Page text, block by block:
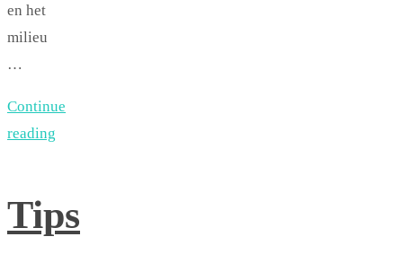
en het
milieu
…
Continue
reading
Tips